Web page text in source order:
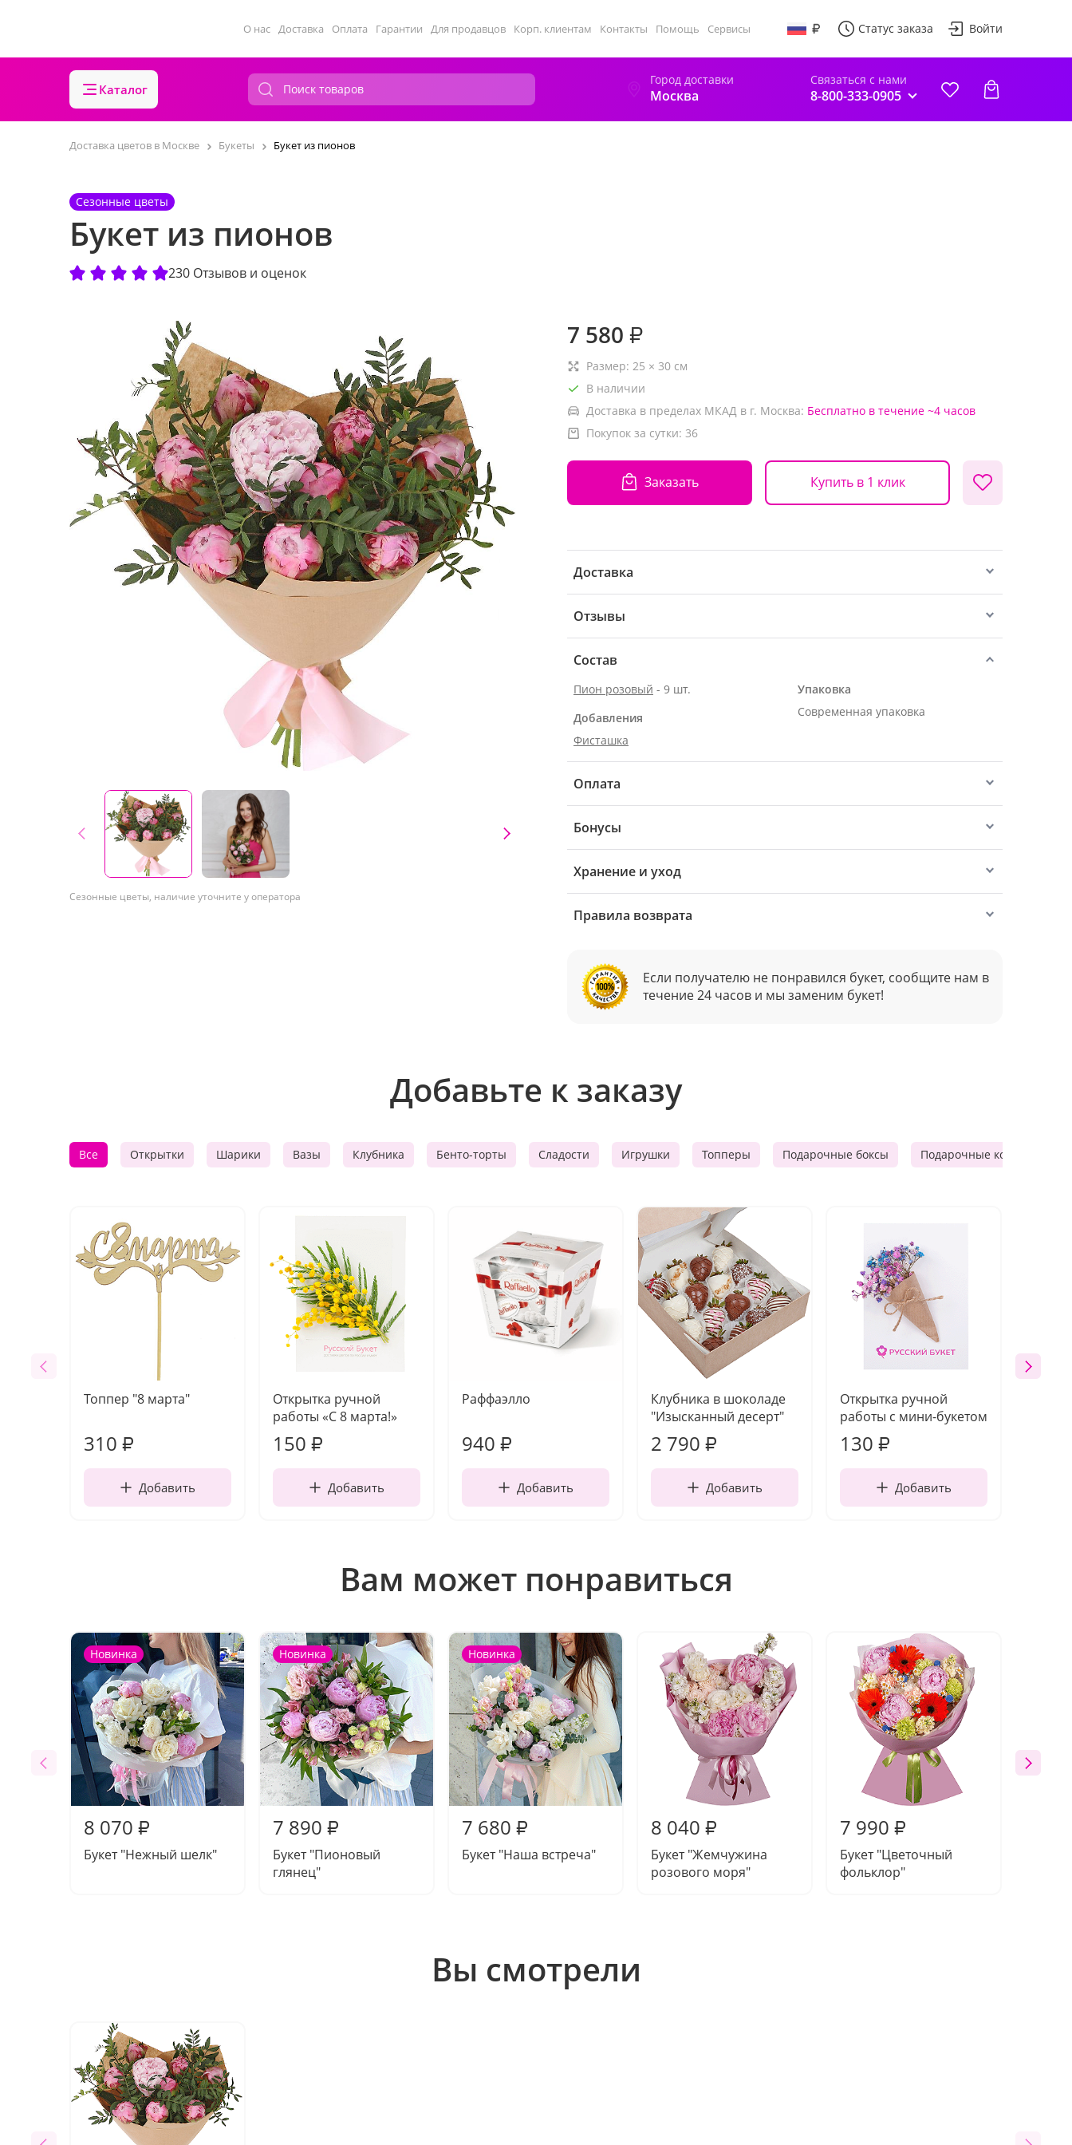
О нас Доставка Оплата Гарантии Для продавцов Корп. клиентам Контакты Помощь Сервисы Статус заказа Войти
Каталог
Город доставки
Москва
Связаться с нами
8-800-333-0905
Доставка цветов в Москве Букеты Букет из пионов
Сезонные цветы
Букет из пионов
230 Отзывов и оценок
Сезонные цветы, наличие уточните у оператора
7 580 ₽
Размер: 25 × 30 см
В наличии
Доставка в пределах МКАД в г. Москва: Бесплатно в течение ~4 часов
Покупок за сутки: 36
Заказать Купить в 1 клик
Доставка
Отзывы
Состав
Пион розовый - 9 шт.
Добавления
Фисташка
Упаковка
Современная упаковка
Оплата
Бонусы
Хранение и уход
Правила возврата
Если получателю не понравился букет, сообщите нам в
течение 24 часов и мы заменим букет!
Добавьте к заказу
Все Открытки Шарики Вазы Клубника Бенто-торты Сладости Игрушки Топперы Подарочные боксы Подарочные корзины
Топпер "8 марта"
310 ₽
Добавить
Открытка ручной
работы «С 8 марта!»
150 ₽
Добавить
Раффаэлло
940 ₽
Добавить
Клубника в шоколаде
"Изысканный десерт"
2 790 ₽
Добавить
Открытка ручной
работы с мини-букетом
130 ₽
Добавить
Вам может понравиться
Новинка
8 070 ₽
Букет "Нежный шелк"
Новинка
7 890 ₽
Букет "Пионовый
глянец"
Новинка
7 680 ₽
Букет "Наша встреча"
8 040 ₽
Букет "Жемчужина
розового моря"
7 990 ₽
Букет "Цветочный
фольклор"
Вы смотрели